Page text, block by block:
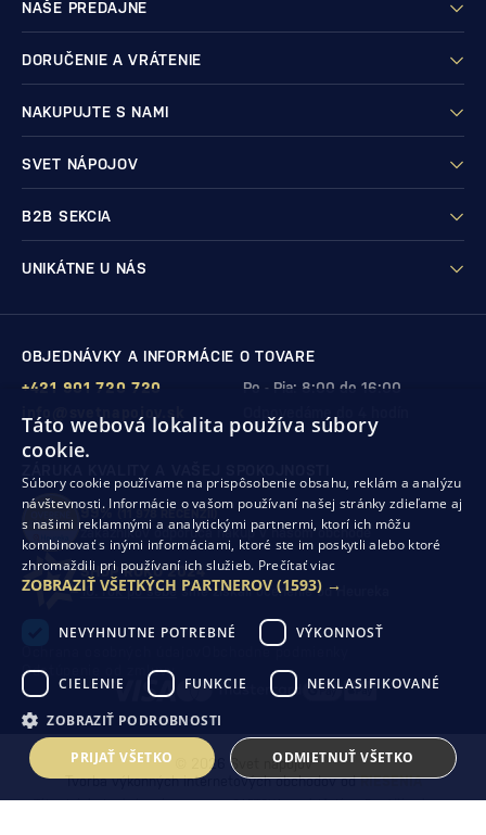
NAŠE PREDAJNE
DORUČENIE A VRÁTENIE
NAKUPUJTE S NAMI
SVET NÁPOJOV
B2B SEKCIA
UNIKÁTNE U NÁS
OBJEDNÁVKY A INFORMÁCIE O TOVARE
Po - Pia: 8:00 do 16:00
+421 901 720 720
99%
zákazníkov odporúča nákup v našom obchode
SHOP ROKU 2024
10. rok po sebe sme získali ocenenie od Heureka
Odstúpenie od zmluvy
© 2026 Svet nápojov
Tvorba výkonných internetových obchodov odRIESENIA
Táto stránka je chránená pomocou reCAPTCHA a uplatňujú saPravidlá ochrany
Táto webová lokalita používa súbory
cookie.
Súbory cookie používame na prispôsobenie obsahu, reklám a analýzu
návštevnosti. Informácie o vašom používaní našej stránky zdieľame aj
s našimi reklamnými a analytickými partnermi, ktorí ich môžu
kombinovať s inými informáciami, ktoré ste im poskytli alebo ktoré
zhromaždili pri používaní ich služieb. Prečítať viac
ZOBRAZIŤ VŠETKÝCH PARTNEROV (1593) →
NEVYHNUTNE POTREBNÉ VÝKONNOSŤ
CIELENIE FUNKCIE NEKLASIFIKOVANÉ
ZOBRAZIŤ PODROBNOSTI
PRIJAŤ VŠETKO
ODMIETNUŤ VŠETKO